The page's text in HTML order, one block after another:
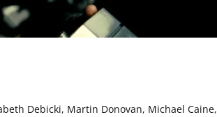
Debicki, Martin Donovan, Michael Caine,